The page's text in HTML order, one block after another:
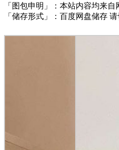
「图包申明」：本站内容均来
「储存形式」：百度网盘储存